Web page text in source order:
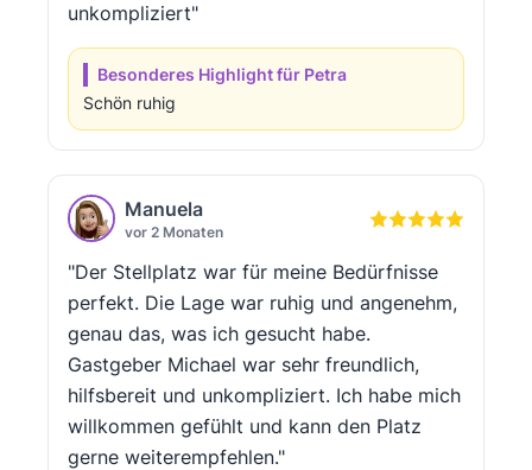
unkompliziert"
Besonderes Highlight für Petra
Schön ruhig
Manuela
vor 2 Monaten
"Der Stellplatz war für meine Bedürfnisse
perfekt. Die Lage war ruhig und angenehm,
genau das, was ich gesucht habe.
Gastgeber Michael war sehr freundlich,
hilfsbereit und unkompliziert. Ich habe mich
willkommen gefühlt und kann den Platz
gerne weiterempfehlen."